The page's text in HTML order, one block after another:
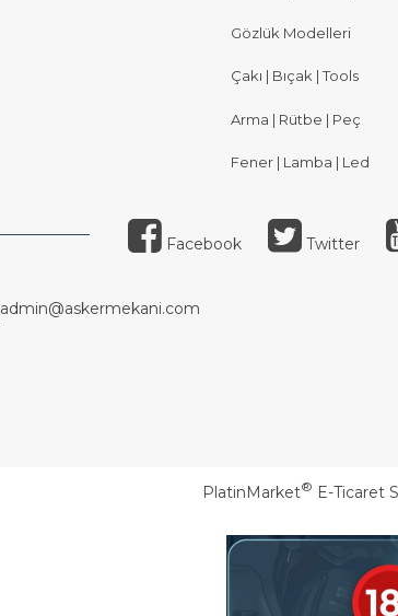
Gözlük Modelleri
Çakı | Bıçak | Tools
Arma | Rütbe | Peç
Fener | Lamba | Led
Facebook Twitter
admin@askermekani.com
PlatinMarket® E-Ticaret